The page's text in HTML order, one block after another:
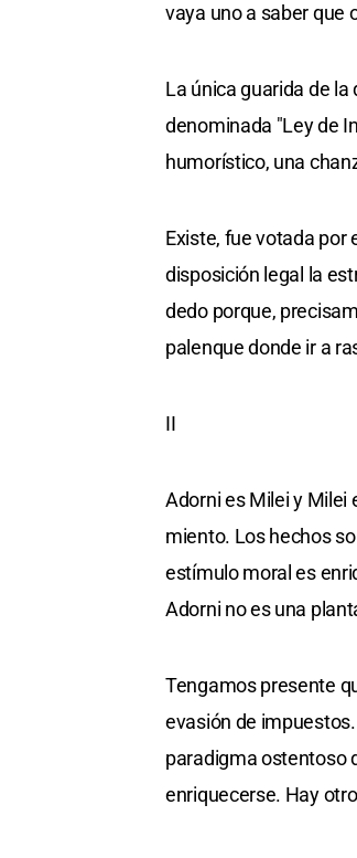
vaya uno a saber que
La única guarida de
denominada "Ley de
humorístico, una
Existe, fue votada por
disposición legal la
dedo porque,
palenque donde ir a
II
Adorni es Milei y Milei
miento. Los hechos
estímulo moral es
Adorni no es una
Tengamos presente
evasión de
paradigma ostentoso
enriquecerse. Hay